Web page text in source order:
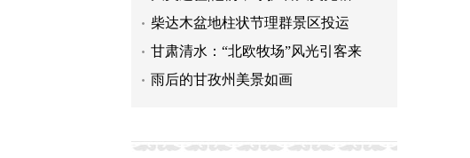
柴达木盆地柱状节理群景区投运
甘肃清水：“北欧牧场”风光引客来
雨后的甘孜州美景如画